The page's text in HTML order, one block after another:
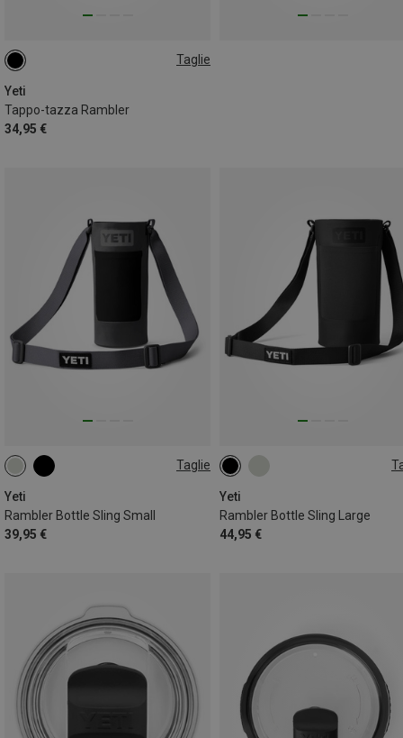
Taglie
Yeti
Tappo-tazza Rambler
34,95 €
ONE SIZE
Taglie
Yeti
Rambler Bottle Sling Small
39,95 €
ONE SIZE
Yeti
Rambler Bottle Sling Large
44,95 €
ONE SIZE